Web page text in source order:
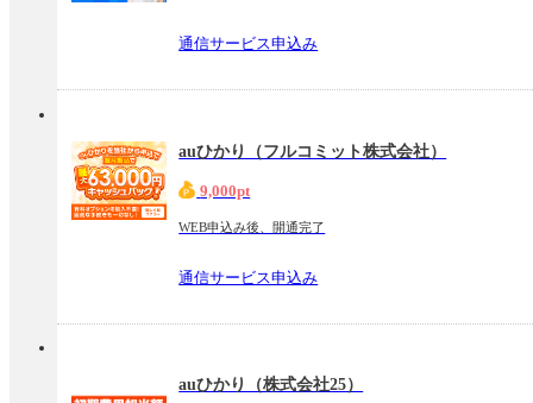
通信サービス申込み
auひかり（フルコミット株式会社）
9,000pt
WEB申込み後、開通完了
通信サービス申込み
auひかり（株式会社25）